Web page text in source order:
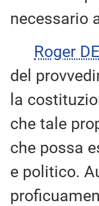
necessario
Roger
del
la
che tale
che possa
e politico.